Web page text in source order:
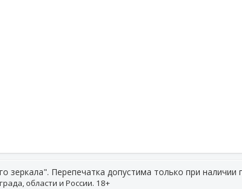
Перепечатка допустима только при наличии
области и России. 18+